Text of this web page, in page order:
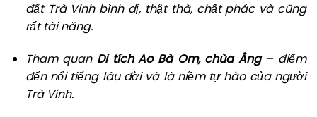
đất Trà Vinh bình dị, thật thà, chất phác và cũng
rất tài năng.
Tham quanDi tích Ao Bà Om, chùa Âng– điểm
đến nổi tiếng lâu đời và là niềm tự hào của người
Trà Vinh.